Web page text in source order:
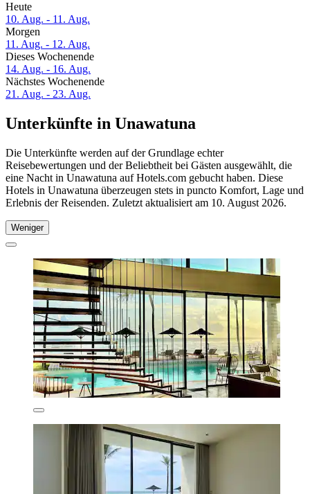
Heute
10. Aug. - 11. Aug.
Morgen
11. Aug. - 12. Aug.
Dieses Wochenende
14. Aug. - 16. Aug.
Nächstes Wochenende
21. Aug. - 23. Aug.
Unterkünfte in Unawatuna
Die Unterkünfte werden auf der Grundlage echter
Reisebewertungen und der Beliebtheit bei Gästen ausgewählt, die
eine Nacht in Unawatuna auf Hotels.com gebucht haben. Diese
Hotels in Unawatuna überzeugen stets in puncto Komfort, Lage und
Erlebnis der Reisenden. Zuletzt aktualisiert am 10. August 2026.
Weniger